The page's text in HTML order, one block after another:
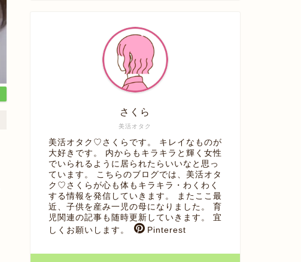
美活オタク
さくら
美活オタク♡さくらです。 キレイなものが
大好きです。 内からもキラキラと輝く女性
でいられるように居られたらいいなと思っ
ています。 こちらのブログでは、美活オタ
ク♡さくらが心も体もキラキラ・わくわく
する情報を発信していきます。 またここ最
近、子供を産み一児の母になりました。 育
児関連の記事も随時更新していきます。 宜
しくお願いします。
Pinterest